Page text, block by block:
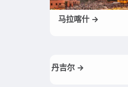
马拉喀什 →
丹吉尔 →